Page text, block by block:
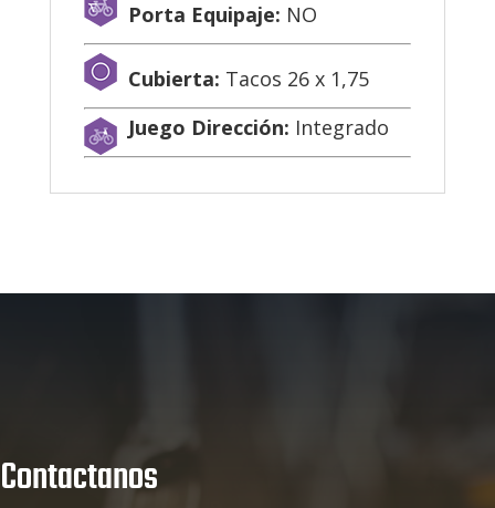
Porta Equipaje: NO
Cubierta: Tacos 26 x 1,75
Juego Dirección: Integrado
Contactanos